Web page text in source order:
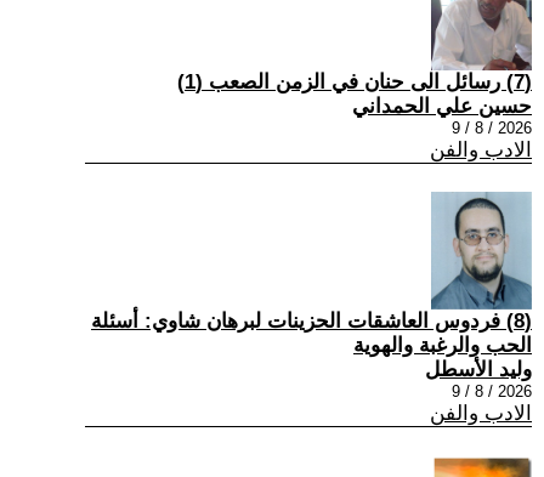
(7) رسائل الى حنان في الزمن الصعب (1)
حسين علي الحمداني
2026 / 8 / 9
الادب والفن
(8) فردوس العاشقات الحزينات لبرهان شاوي: أسئلة
الحب والرغبة والهوية
وليد الأسطل
2026 / 8 / 9
الادب والفن